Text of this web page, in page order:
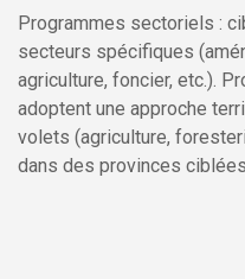
Programmes sectoriels :
secteurs spécifiques
agriculture, foncier, etc.).
adoptent une approche
volets (agriculture,
dans des provinces ciblées.